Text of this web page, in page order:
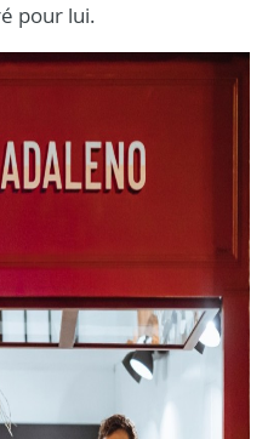
pour lui.